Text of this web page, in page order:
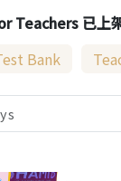
Teachers 已上
Bank